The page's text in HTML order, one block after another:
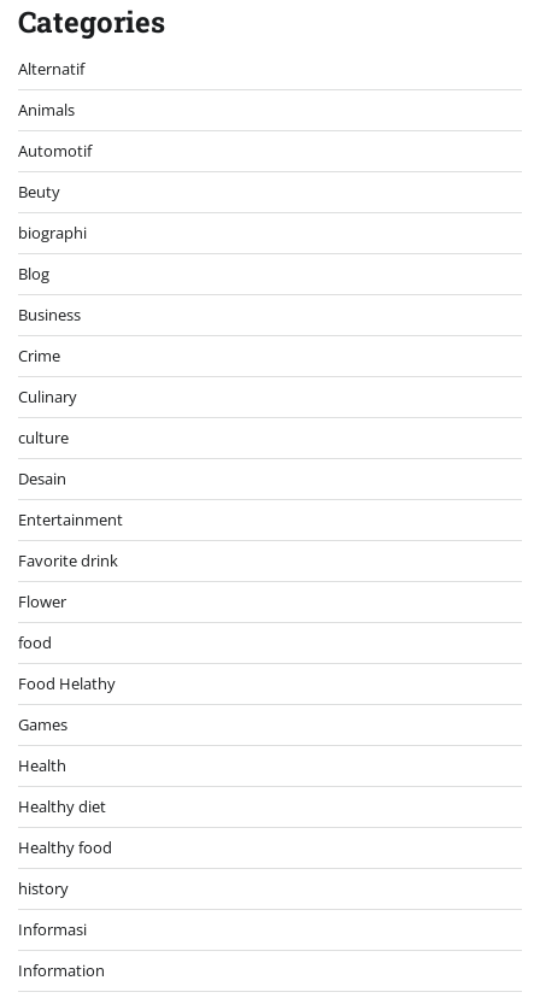
Categories
Alternatif
Animals
Automotif
Beuty
biographi
Blog
Business
Crime
Culinary
culture
Desain
Entertainment
Favorite drink
Flower
food
Food Helathy
Games
Health
Healthy diet
Healthy food
history
Informasi
Information